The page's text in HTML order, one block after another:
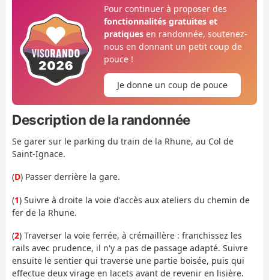
Pour continuer à proposer des
fonctionnalités gratuites et
pratiquesen randonnée, soutenez-
nous en donnant un petit coup de
pouce !
Je donne un coup de pouce
Description de la randonnée
Se garer sur le parking du train de la Rhune, au Col de
Saint-Ignace.
(D) Passer derrière la gare.
(1) Suivre à droite la voie d'accès aux ateliers du chemin de
fer de la Rhune.
(2) Traverser la voie ferrée, à crémaillère : franchissez les
rails avec prudence, il n'y a pas de passage adapté. Suivre
ensuite le sentier qui traverse une partie boisée, puis qui
effectue deux virage en lacets avant de revenir en lisière.